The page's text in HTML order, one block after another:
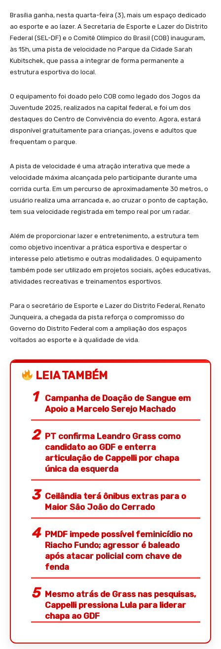
Brasília ganha, nesta quarta-feira (3), mais um espaço dedicado
ao esporte e ao lazer. A Secretaria de Esporte e Lazer do Distrito
Federal (SEL-DF) e o Comitê Olímpico do Brasil (COB) inauguram,
às 15h, uma pista de velocidade no Parque da Cidade Sarah
Kubitschek, que passa a integrar de forma permanente a
estrutura esportiva do local.
O equipamento foi doado pelo COB como legado dos Jogos da
Juventude 2025, realizados na capital federal, e foi um dos
destaques do Centro de Convivência do evento. Agora, estará
disponível gratuitamente para crianças, jovens e adultos que
frequentam o parque.
A pista de velocidade é uma atração interativa que mede a
velocidade máxima alcançada pelo participante durante uma
corrida curta. Em um percurso de aproximadamente 30 metros, o
usuário realiza uma arrancada e, ao cruzar o ponto de captação,
tem sua velocidade registrada em tempo real por um radar.
Além de proporcionar lazer e entretenimento, a estrutura tem
como objetivo incentivar a prática esportiva e despertar o
interesse pelo atletismo e outras modalidades. O equipamento
também pode ser utilizado em projetos sociais, ações educativas,
atividades recreativas e treinamentos esportivos.
Para o secretário de Esporte e Lazer do Distrito Federal, Renato
Junqueira, a chegada da pista reforça o compromisso do
Governo do Distrito Federal com a ampliação dos espaços
voltados ao esporte e à qualidade de vida.
LEIA TAMBÉM
Campanha de Doação de Sangue em
Apoio a Marcelo Serejo Machado
PT confirma Leandro Grass como
candidato ao GDF e enterra
articulação de Cappelli por chapa
única da esquerda
Ceilândia terá ônibus extras para o
Maior São João do Cerrado
PMDF impede possível feminicídio no
Riacho Fundo; agressor é baleado
após atacar policial com chave de
fenda
Mesmo atrás de Grass nas pesquisas,
Cappelli pressiona Lula para liderar
chapa ao GDF